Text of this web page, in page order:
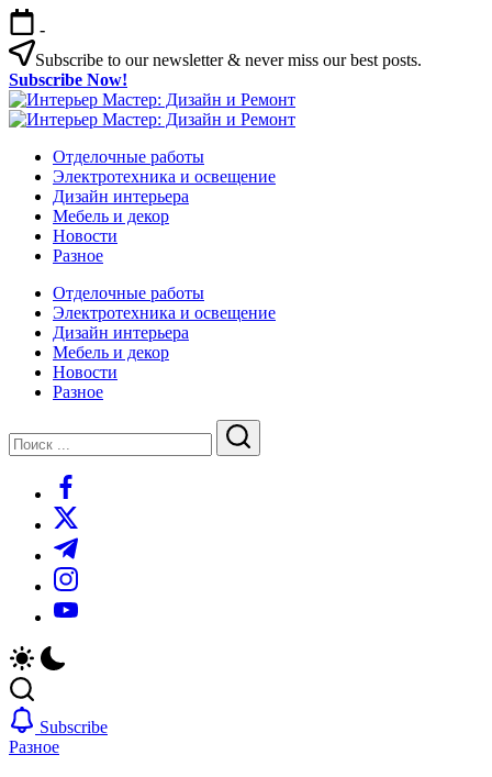
Перейти
к
содержимому
-
Subscribe to our newsletter & never miss our best posts.
Subscribe Now!
Интерьер
Мастер:
Интерьер
Дизайн
Ремонт
Интерьер
Мастер:
Дизайн
Ремонт
Отделочные работы
Электротехника и освещение
Дизайн интерьера
Мебель и декор
Новости
Разное
Отделочные работы
Электротехника и освещение
Дизайн интерьера
Мебель и декор
Новости
Разное
Поиск
Поиск
https://www.facebook.com/
https://twitter.com/
https://t.me/
https://www.instagram.com/
https://youtube.com/
Subscribe
Разное